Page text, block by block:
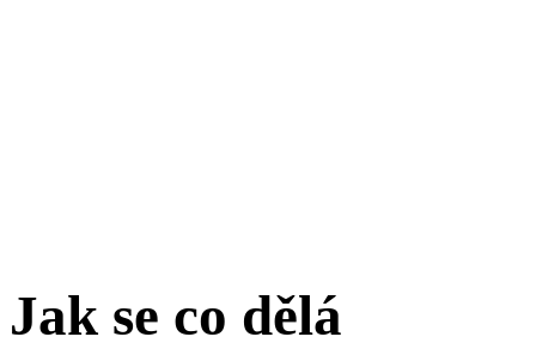
Jak se co dělá